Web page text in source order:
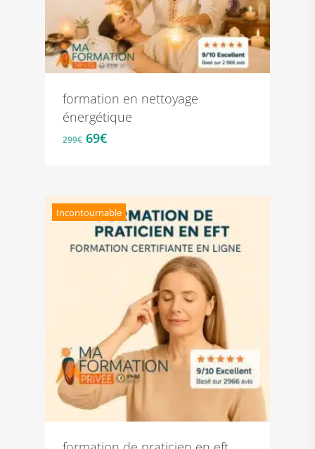
formation en nettoyage
énergétique
299€ Le
299€.
69€Le
69€.
Incontournable